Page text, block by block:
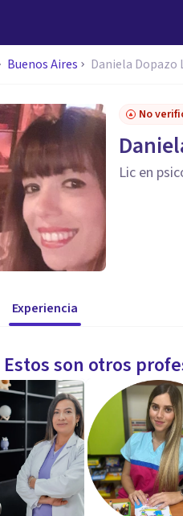
Buenos Aires Daniela Dopazo
No
Lic en
Experiencia
Estos son otros